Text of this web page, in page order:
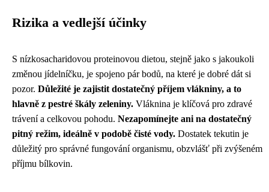
Rizika a vedlejší účinky
S nízkosacharidovou proteinovou dietou, stejně jako s jakoukoli
změnou jídelníčku, je spojeno pár bodů, na které je dobré dát si
pozor. Důležité je zajistit dostatečný příjem vlákniny, a to
hlavně z pestré škály zeleniny. Vláknina je klíčová pro zdravé
trávení a celkovou pohodu. Nezapomínejte ani na dostatečný
pitný režim, ideálně v podobě čisté vody. Dostatek tekutin je
důležitý pro správné fungování organismu, obzvlášť při zvýšeném
příjmu bílkovin.